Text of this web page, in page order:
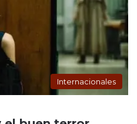
Internacionales